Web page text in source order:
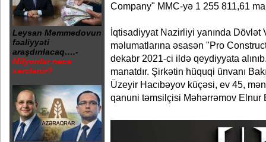
Leysan Məmmədovun
fəaliyyəti
araşdırılacaq….-
Milyonlar necə
xərclənir?
Company" MMC-yə 1 255 811,61
İqtisadiyyat Nazirliyi yanında Dövlət
məlumatlarına əsasən "Pro
dekabr 2021-ci ildə qeydiyyata
manatdır. Şirkətin hüquqi ünvanı
Üzeyir Hacıbəyov küçəsi, ev 45,
qanuni təmsilçisi Məhərrəmov Elnur